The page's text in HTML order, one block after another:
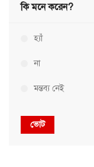
কি মনে করেন?
হ্যাঁ
না
মন্তব্য নেই
ভোট